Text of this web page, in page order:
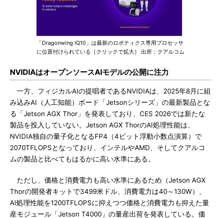
「Dragonwing IQ10」は最新のロボティクス専用プロセッサ
に位置付けられている［クリックで拡大］ 出所：クアルコム
NVIDIAはオープンソースAIモデルの公開に注力
一方、フィジカルAIの提唱者であるNVIDIAは、2025年8月に組
み込みAI（人工知能）ボード「Jetsonシリーズ」の最新製品とな
る「Jetson AGX Thor」を発表しており、CES 2026では新たな
製品を投入していない。Jetson AGX ThorのAI処理性能は、
NVIDIA独自の量子化となるFP4（4ビット浮動小数点演算）で
2070TFLOPSとなっており、インテルやAMD、そしてクアルコ
ムの製品と比べてもはるかに高い水準にある。
ただし、価格と消費電力も高い水準にあるため（Jetson AGX
Thorの開発者キットで3499米ドル、消費電力は40～130W）、
AI処理性能を1200TFLOPSに抑えつつ価格と消費電力も抑えた量
産モジュール「Jetson T4000」の量産出荷を発表している。価